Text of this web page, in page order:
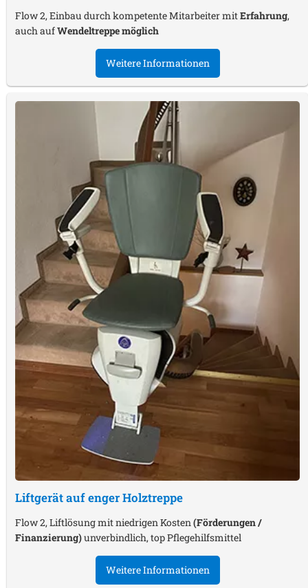
Flow 2, Einbau durch kompetente Mitarbeiter mitErfahrung,
auch aufWendeltreppe möglich
Weitere Informationen
Liftgerät auf enger Holztreppe
Flow 2, Liftlösung mit niedrigen Kosten (Förderungen /
Finanzierung)unverbindlich, top Pflegehilfsmittel
Weitere Informationen